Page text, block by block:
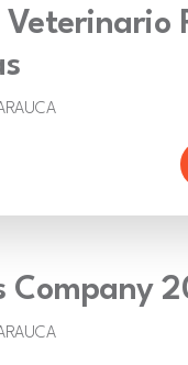
Veterinario
Company